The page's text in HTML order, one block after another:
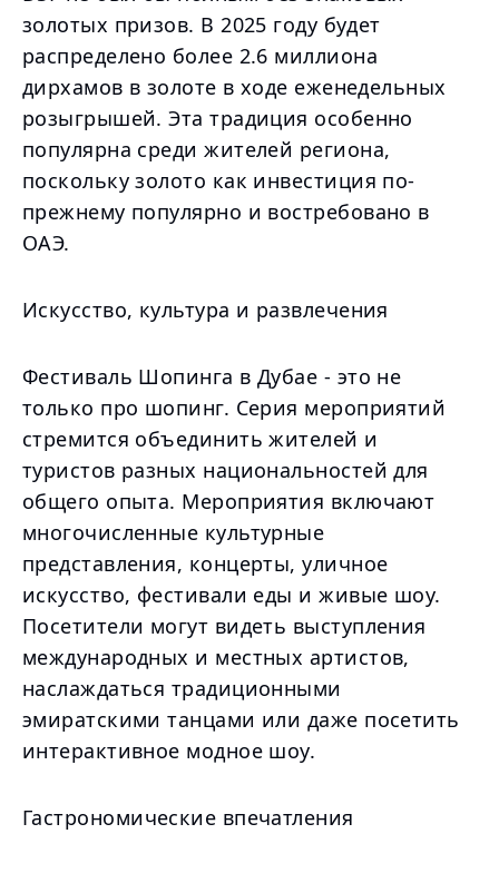
золотых призов. В 2025 году будет
распределено более 2.6 миллиона
дирхамов в золоте в ходе еженедельных
розыгрышей. Эта традиция особенно
популярна среди жителей региона,
поскольку золото как инвестиция по-
прежнему популярно и востребовано в
ОАЭ.
Искусство, культура и развлечения
Фестиваль Шопинга в Дубае - это не
только про шопинг. Серия мероприятий
стремится объединить жителей и
туристов разных национальностей для
общего опыта. Мероприятия включают
многочисленные культурные
представления, концерты, уличное
искусство, фестивали еды и живые шоу.
Посетители могут видеть выступления
международных и местных артистов,
наслаждаться традиционными
эмиратскими танцами или даже посетить
интерактивное модное шоу.
Гастрономические впечатления